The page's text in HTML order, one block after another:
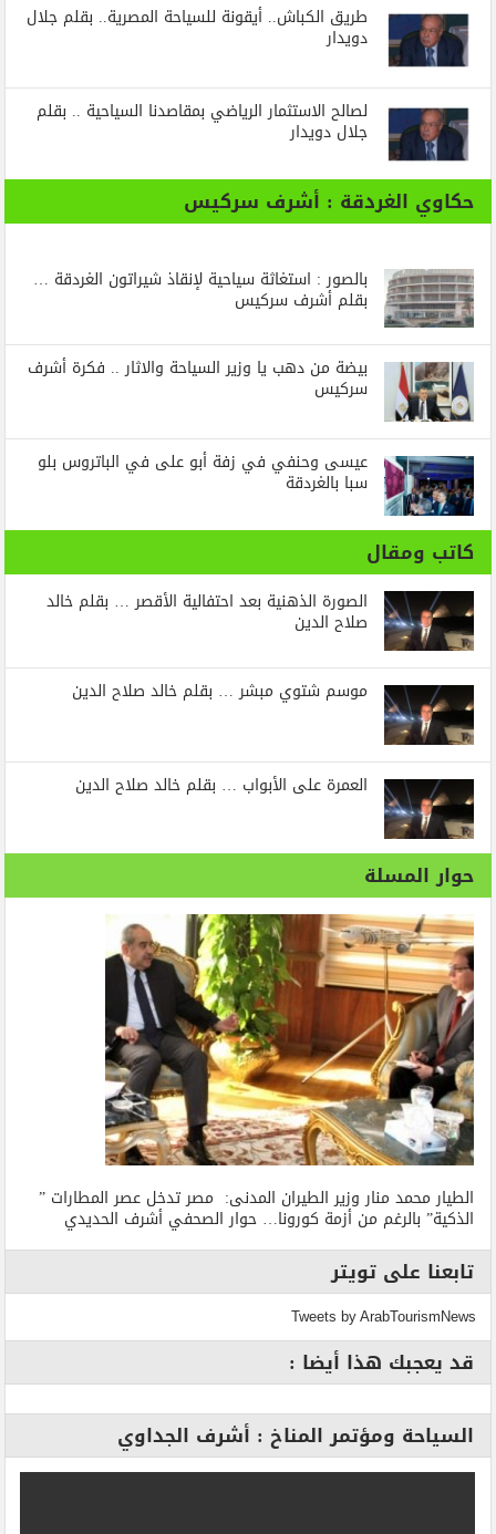
طريق الكباش.. أيقونة للسياحة المصرية.. بقلم جلال
دويدار
لصالح الاستثمار الرياضي بمقاصدنا السياحية .. بقلم
جلال دويدار
حكاوي الغردقة : أشرف سركيس
بالصور : استغاثة سياحية لإنقاذ شيراتون الغردقة …
بقلم أشرف سركيس
بيضة من دهب يا وزير السياحة والاثار .. فكرة أشرف
سركيس
عيسى وحنفي في زفة أبو على في الباتروس بلو
سبا بالغردقة
كاتب ومقال
الصورة الذهنية بعد احتفالية الأقصر … بقلم خالد
صلاح الدين
موسم شتوي مبشر … بقلم خالد صلاح الدين
العمرة على الأبواب … بقلم خالد صلاح الدين
حوار المسلة
الطيار محمد منار وزير الطيران المدنى: مصر تدخل عصر المطارات ”
الذكية” بالرغم من أزمة كورونا… حوار الصحفي أشرف الحديدي
تابعنا على تويتر
Tweets by ArabTourismNews
قد يعجبك هذا أيضا :
السياحة ومؤتمر المناخ : أشرف الجداوي